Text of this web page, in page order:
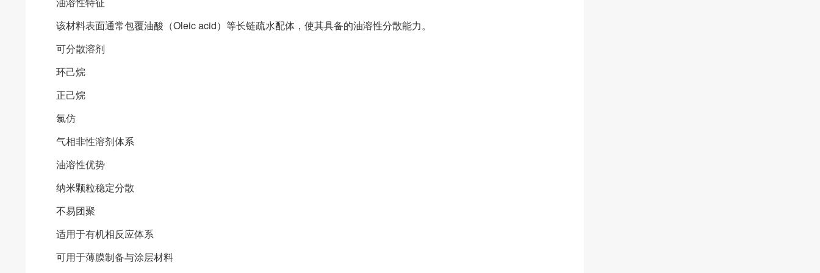
该材料表面通常包覆油酸（Oleic acid）等长链疏水配体，使其具备的油溶性分散能力。
可分散溶剂
环己烷
正己烷
氯仿
气相非性溶剂体系
油溶性优势
纳米颗粒稳定分散
不易团聚
适用于有机相反应体系
可用于薄膜制备与涂层材料